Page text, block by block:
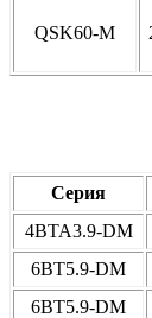
QSK60-M
Серия
4BTA3.9-DM
6BT5.9-DM
6BT5.9-DM